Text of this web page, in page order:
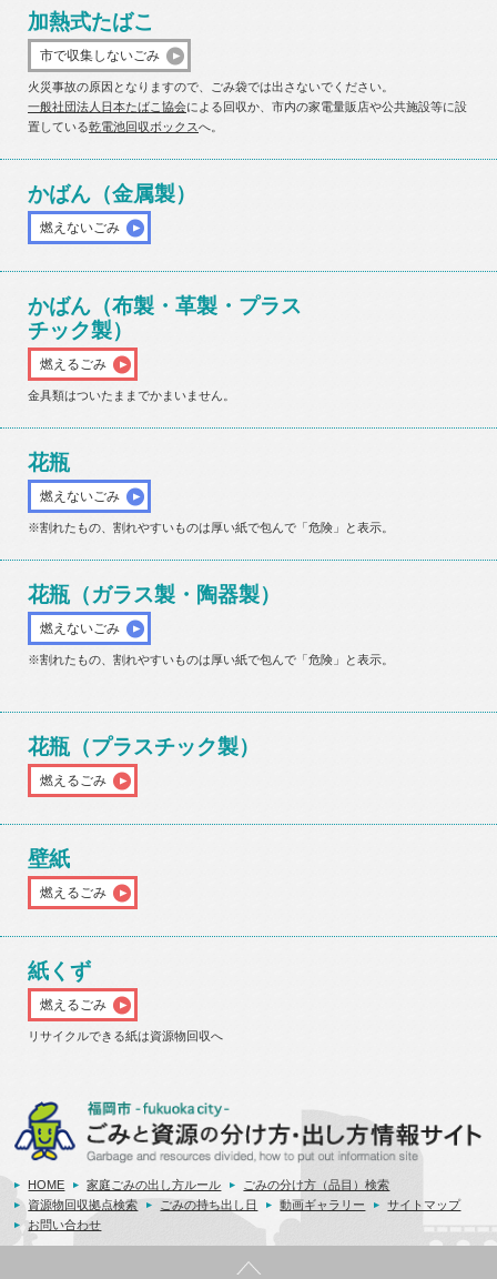
加熱式たばこ
市で収集しないごみ
火災事故の原因となりますので、ごみ袋では出さないでください。
一般社団法人日本たばこ協会による回収か、市内の家電量販店や公共施設等に設
置している乾電池回収ボックスへ。
かばん（金属製）
燃えないごみ
かばん（布製・革製・プラス
チック製）
燃えるごみ
金具類はついたままでかまいません。
花瓶
燃えないごみ
※割れたもの、割れやすいものは厚い紙で包んで「危険」と表示。
花瓶（ガラス製・陶器製）
燃えないごみ
※割れたもの、割れやすいものは厚い紙で包んで「危険」と表示。
花瓶（プラスチック製）
燃えるごみ
壁紙
燃えるごみ
紙くず
燃えるごみ
リサイクルできる紙は資源物回収へ
HOME 家庭ごみの出し方ルール
ごみの分け方（品目）検索
資源物回収拠点検索
ごみの持ち出し日 動画ギャラリー
サイトマップ
お問い合わせ